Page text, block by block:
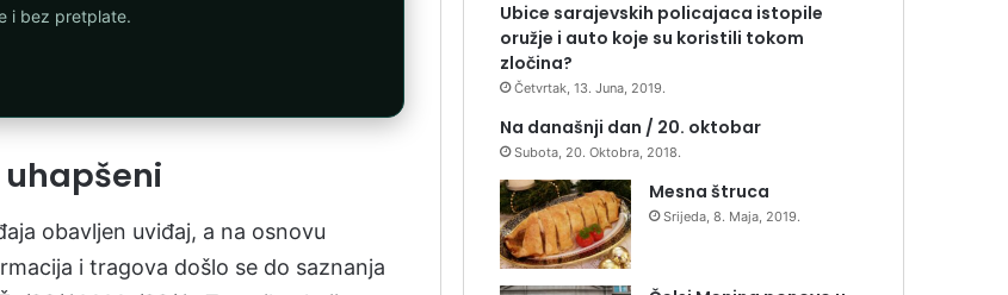
i bez pretplate.
obavljen uviđaj, a na osnovu
i tragova došlo se do saznanja
Ubice sarajevskih policajaca istopile
oružje i auto koje su koristili tokom
zločina?
Četvrtak, 13. Juna, 2019.
Na današnji dan / 20. oktobar
Subota, 20. Oktobra, 2018.
Mesna štruca
Srijeda, 8. Maja, 2019.